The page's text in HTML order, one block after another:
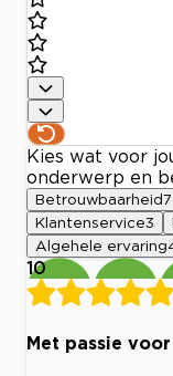
Kies wat voor
onderwerp en
Betrouwbaarheid7
Klantenservice3
Algehele ervaring
10
Met passie